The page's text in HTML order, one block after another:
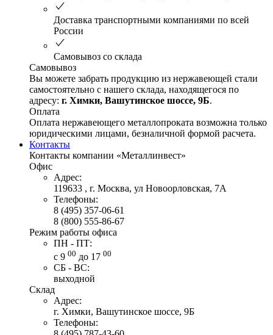
Доставка транспортными компаниями по всей
России
Самовывоз со склада
Самовывоз
Вы можете забрать продукцию из нержавеющей стали
самостоятельно с нашего склада, находящегося по
адресу: г. Химки, Вашутинское шоссе, 9Б.
Оплата
Оплата нержавеющего металлопроката возможна только
юридическими лицами, безналичной формой расчета.
Контакты
Контакты компании «Металлинвест»
Офис
Адрес:
119633 , г. Москва, ул Новоорловская, 7А
Телефоны:
8 (495) 357-06-61
8 (800) 555-86-67
Режим работы офиса
ПН - ПТ:
с 9 00 до 17 00
СБ - ВС:
выходной
Склад
Адрес:
г. Химки, Вашутинское шоссе, 9Б
Телефоны: